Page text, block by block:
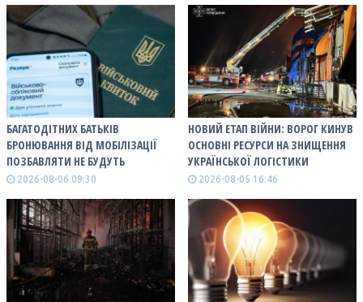
БАГАТОДІТНИХ БАТЬКІВ
БРОНЮВАННЯ ВІД МОБІЛІЗАЦІЇ
ПОЗБАВЛЯТИ НЕ БУДУТЬ
2026-08-06 09:30
НОВИЙ ЕТАП ВІЙНИ: ВОРОГ КИНУВ
ОСНОВНІ РЕСУРСИ НА ЗНИЩЕННЯ
УКРАЇНСЬКОЇ ЛОГІСТИКИ
2026-08-05 16:46